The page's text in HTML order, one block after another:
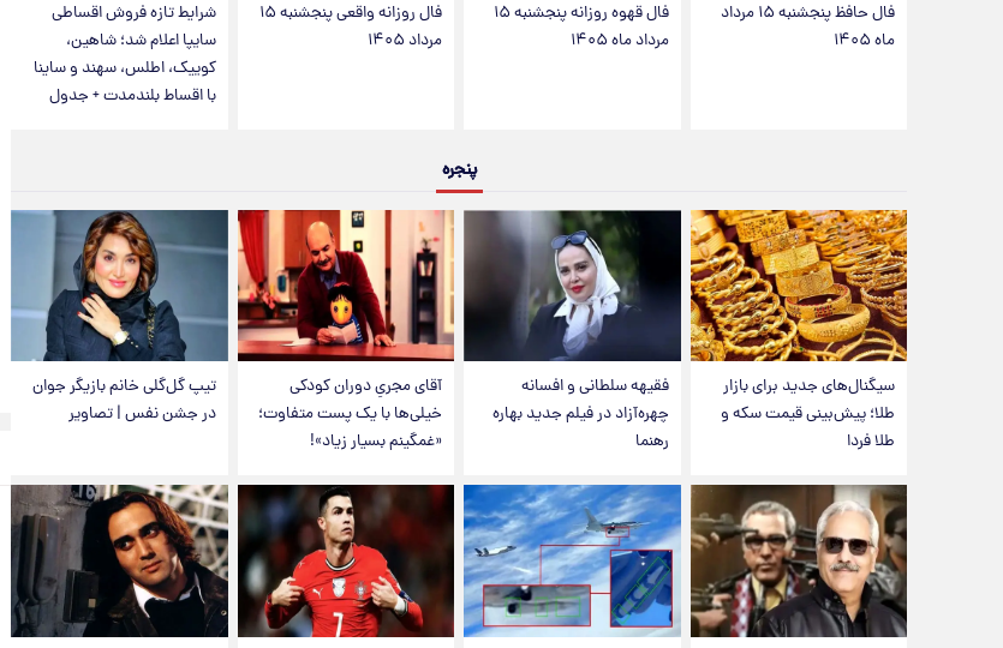
فال حافظ پنجشنبه ۱۵ مرداد
ماه ۱۴۰۵
فال قهوه روزانه پنجشنبه ۱۵
مرداد ماه ۱۴۰۵
فال روزانه واقعی پنجشنبه ۱۵
مرداد ۱۴۰۵
شرایط تازه فروش اقساطی
سایپا اعلام شد؛ شاهین،
کوییک، اطلس، سهند و ساینا
با اقساط بلندمدت + جدول
پنجره
سیگنال‌های جدید برای بازار
طلا؛ پیش‌بینی قیمت سکه و
طلا فردا
فقیهه سلطانی و افسانه
چهره‌آزاد در فیلم جدید بهاره
رهنما
آقای مجریِ دوران کودکی
خیلی‌ها با یک پست متفاوت؛
«غمگینم بسیار زیاد»!
تیپ گل‌گلی خانم بازیگر جوان
در جشن نفس | تصاویر